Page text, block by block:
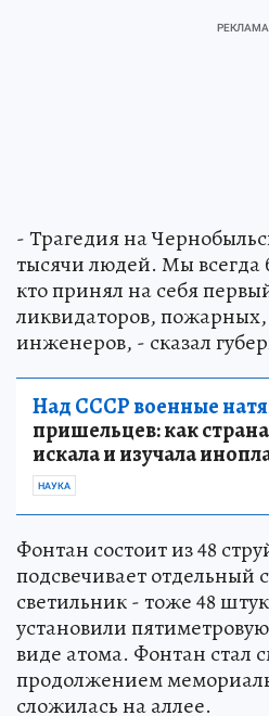
- Трагедия на
тысячи людей. Мы всегда
кто принял на себя
ликвидаторов,
инженеров, - сказал
Над СССР военные
пришельцев: как
искала и изучала
НАУКА
Фонтан состоит из 48
подсвечивает отдельный
светильник - тоже 48
установили
виде атома. Фонтан стал
продолжением
сложилась на аллее.